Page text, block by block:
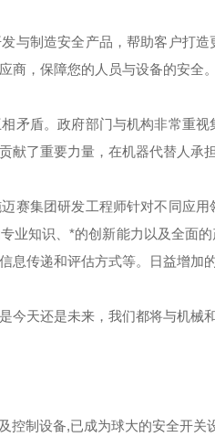
与制造安全产品，帮助客户打
商，保障您的人员与设备的安全。
矛盾。政府部门与机构非常重
献了重要力量，在机器代替人承
赛集团研发工程师针对不同应
业知识、*的创新能力以及全面
息传递和评估方式等。日益增加
今天还是未来，我们都将与机械
控制设备,已成为球大的安全开关